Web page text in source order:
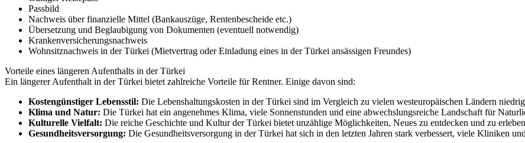
Passbild
Nachweis über finanzielle Mittel (Bankauszüge, Rentenbescheide etc.)
Übersetzung und Beglaubigung von Dokumenten (eventuell notwendig)
Krankenversicherungsnachweis
Wohnsitznachweis in der Türkei (Mietvertrag oder Einladung eines in der Türkei ansässigen Freundes)
Vorteile eines längeren Aufenthalts in der Türkei
Ein längerer Aufenthalt in der Türkei bietet zahlreiche Vorteile für Rentner. Einige davon sind:
Kostengünstiger Lebensstil: Die Lebenshaltungskosten in der Türkei sind im Vergleich zu vielen westeuropäischen Ländern
Klima und Natur: Die Türkei hat ein angenehmes Klima, viele Sonnenstunden und eine abwechslungsreiche Landschaft für
Kulturelle Vielfalt: Die reiche Geschichte und Kultur der Türkei bietet unzählige Möglichkeiten, Neues zu entdecken und zu
Gesundheitsversorgung: Die Gesundheitsversorgung in der Türkei hat sich in den letzten Jahren stark verbessert, viele Kliniken